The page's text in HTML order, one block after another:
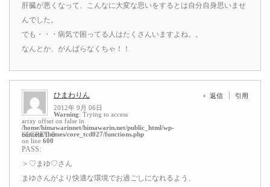
肝臓が悪くなって、こんなに大変な思いをするとは自分自身思いませ
んでした。
でも・・・病気で困ってる人はたくさんいますよね。。
なんとか、がんばらなくちゃ！！
ひまわりん
2012年 9月 06日
Warning: Trying to access
array offset on false in
/home/himawarinnet/himawarin.net/public_html/wp-
content/themes/core_tcd027/functions.php
on line 600
返信 引用
SECRET: 0
PASS:
＞♡まゆ♡さん
まゆさんがより快適な環境でお過ごしになれるよう、